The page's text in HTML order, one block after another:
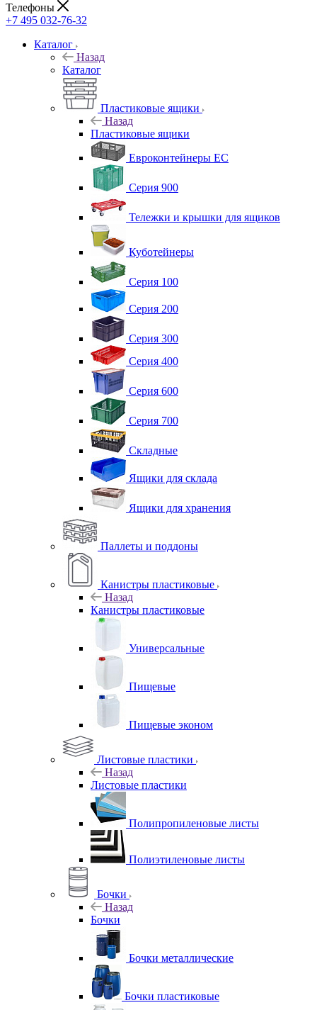
Телефоны
+7 495 032-76-32
Каталог
Назад
Каталог
Пластиковые ящики
Назад
Пластиковые ящики
Евроконтейнеры ЕС
Серия 900
Тележки и крышки для ящиков
Куботейнеры
Серия 100
Серия 200
Серия 300
Серия 400
Серия 600
Серия 700
Складные
Ящики для склада
Ящики для хранения
Паллеты и поддоны
Канистры пластиковые
Назад
Канистры пластиковые
Универсальные
Пищевые
Пищевые эконом
Листовые пластики
Назад
Листовые пластики
Полипропиленовые листы
Полиэтиленовые листы
Бочки
Назад
Бочки
Бочки металлические
Бочки пластиковые